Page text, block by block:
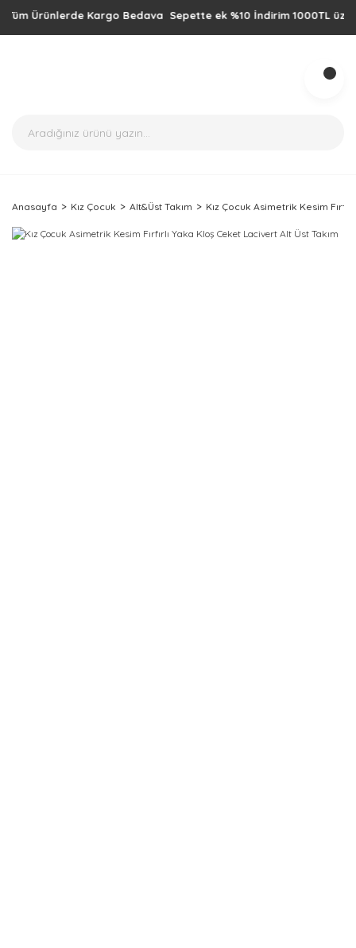
Ürünlerde Kargo Bedava Sepette ek %10 İndirim 1000TL üzeri
Anasayfa Kız Çocuk Alt&Üst Takım Kız Çocuk Asimetrik Kesim